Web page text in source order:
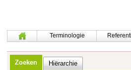
Terminologie
Zoeken Hiërarchie